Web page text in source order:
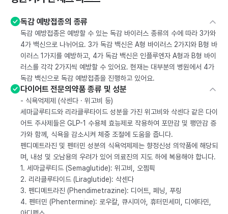
독감 예방접종의 종류
독감 예방접종은 예방할 수 있는 독감 바이러스 종류의 수에 따라 3가와
4가 백신으로 나뉘어요. 3가 독감 백신은 A형 바이러스 2가지와 B형 바
이러스 1가지를 예방하고, 4가 독감 백신은 인플루엔자 A형과 B형 바이
러스를 각각 2가지씩 예방할 수 있어요. 현재는 대부분의 병원에서 4가
독감 백신으로 독감 예방접종을 진행하고 있어요.
다이어트 전문의약품 종류 및 성분
- 식욕억제제 (삭센다 · 위고비 등)
세마글루티드와 리라클루타이드 성분을 가진 위고비와 삭센다 같은 다이
어트 주사제들은 GLP-1 수용체 효능제로 작용하여 포만감 및 팽만감 증
가와 함께, 식욕을 감소시켜 체중 조절에 도움을 줍니다.
펜디메트라진 및 펜터민 성분의 식욕억제제는 향정신성 의약품에 해당되
며, 내성 및 오남용의 우려가 있어 의료진의 지도 하에 복용해야 합니다.
1. 세마글루티드 (Semaglutide): 위고비, 오젬픽
2. 리라클루타이드 (Liraglutide): 삭센다
3. 펜디메트라진 (Phendimetrazine): 디어트, 페닝, 푸링
4. 펜터민 (Phentermine): 로우칼, 큐시미아, 휴터민세미, 디에타민,